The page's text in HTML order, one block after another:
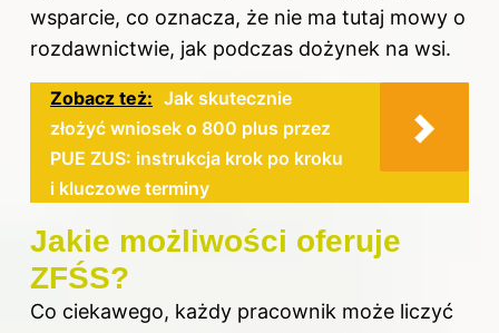
wsparcie, co oznacza, że nie ma tutaj mowy o
rozdawnictwie, jak podczas dożynek na wsi.
Zobacz też: Jak skutecznie
złożyć wniosek o 800 plus przez
PUE ZUS: instrukcja krok po kroku
i kluczowe terminy
Jakie możliwości oferuje
ZFŚS?
Co ciekawego, każdy pracownik może liczyć